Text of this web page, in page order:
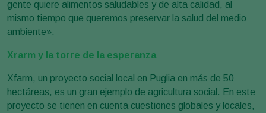
gente quiere alimentos saludables y de alta calidad, al
mismo tiempo que queremos preservar la salud del medio
ambiente».
Xrarm y la torre de la esperanza
Xfarm, un proyecto social local en Puglia en más de 50
hectáreas, es un gran ejemplo de agricultura social. En este
proyecto se tienen en cuenta cuestiones globales y locales,